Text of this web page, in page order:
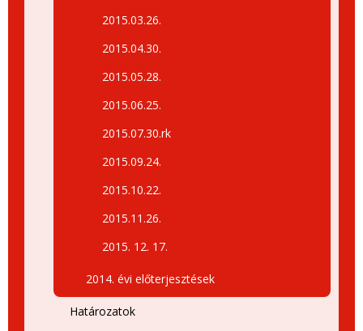
2015.03.26.
2015.04.30.
2015.05.28.
2015.06.25.
2015.07.30.rk
2015.09.24.
2015.10.22.
2015.11.26.
2015. 12. 17.
2014. évi előterjesztések
Határozatok